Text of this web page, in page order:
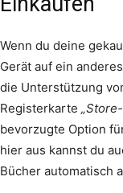
Wenn du deine
Gerät auf ein
die Unterstützung
Registerkarte
bevorzugte Option
hier aus kannst du
Bücher automatisch